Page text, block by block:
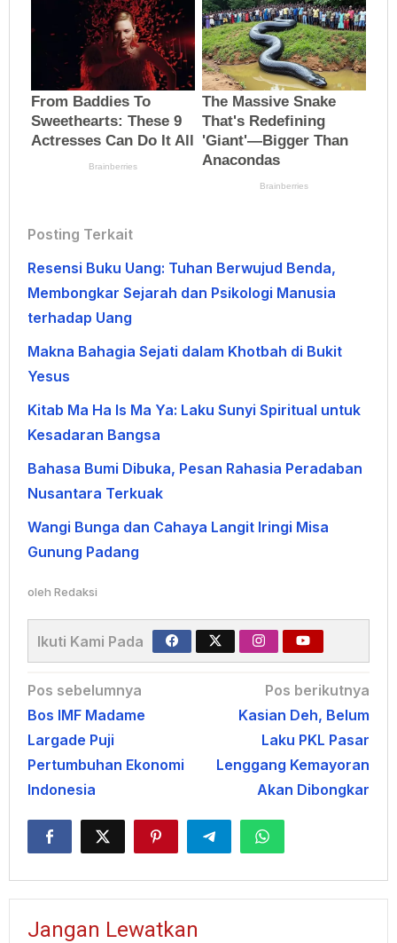
Posting Terkait
Resensi Buku Uang: Tuhan Berwujud Benda,
Membongkar Sejarah dan Psikologi Manusia
terhadap Uang
Makna Bahagia Sejati dalam Khotbah di Bukit
Yesus
Kitab Ma Ha Is Ma Ya: Laku Sunyi Spiritual untuk
Kesadaran Bangsa
Bahasa Bumi Dibuka, Pesan Rahasia Peradaban
Nusantara Terkuak
Wangi Bunga dan Cahaya Langit Iringi Misa
Gunung Padang
oleh Redaksi
Ikuti Kami Pada
Navigasi
pos
Pos sebelumnya
Bos IMF Madame
Largade Puji
Pertumbuhan Ekonomi
Indonesia
Pos berikutnya
Kasian Deh, Belum
Laku PKL Pasar
Lenggang Kemayoran
Akan Dibongkar
Jangan Lewatkan